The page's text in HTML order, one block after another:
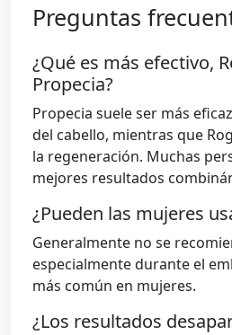
Preguntas
¿Qué es más efectivo,
Propecia?
Propecia suele ser más
del cabello, mientras que
la regeneración. Muchas
mejores resultados
¿Pueden las mujeres
Generalmente no se
especialmente durante el
más común en mujeres.
¿Los resultados